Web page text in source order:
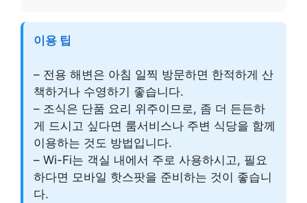
이용 팁
– 전용 해변은 아침 일찍 방문하면 한적하게 산
책하거나 수영하기 좋습니다.
– 조식은 단품 요리 위주이므로, 좀 더 든든하
게 드시고 싶다면 룸서비스나 주변 식당을 함께
이용하는 것도 방법입니다.
– Wi-Fi는 객실 내에서 주로 사용하시고, 필요
하다면 모바일 핫스팟을 준비하는 것이 좋습니
다.